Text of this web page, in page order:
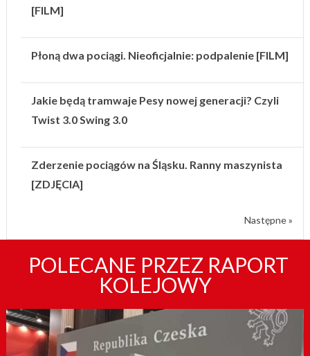
[FILM]
Płoną dwa pociągi. Nieoficjalnie: podpalenie [FILM]
Jakie będą tramwaje Pesy nowej generacji? Czyli
Twist 3.0 Swing 3.0
Zderzenie pociągów na Śląsku. Ranny maszynista
[ZDJĘCIA]
Następne »
POLECANE PRZEZ RAPORT
KOLEJOWY